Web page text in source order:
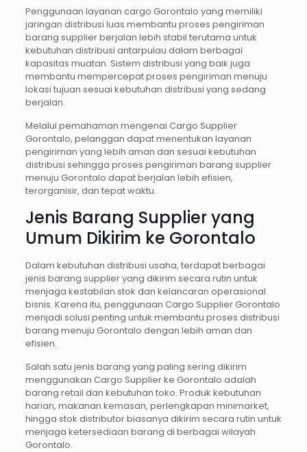
Penggunaan layanan cargo Gorontalo yang memiliki
jaringan distribusi luas membantu proses pengiriman
barang supplier berjalan lebih stabil terutama untuk
kebutuhan distribusi antarpulau dalam berbagai
kapasitas muatan. Sistem distribusi yang baik juga
membantu mempercepat proses pengiriman menuju
lokasi tujuan sesuai kebutuhan distribusi yang sedang
berjalan.
Melalui pemahaman mengenai Cargo Supplier
Gorontalo, pelanggan dapat menentukan layanan
pengiriman yang lebih aman dan sesuai kebutuhan
distribusi sehingga proses pengiriman barang supplier
menuju Gorontalo dapat berjalan lebih efisien,
terorganisir, dan tepat waktu.
Jenis Barang Supplier yang
Umum Dikirim ke Gorontalo
Dalam kebutuhan distribusi usaha, terdapat berbagai
jenis barang supplier yang dikirim secara rutin untuk
menjaga kestabilan stok dan kelancaran operasional
bisnis. Karena itu, penggunaan Cargo Supplier Gorontalo
menjadi solusi penting untuk membantu proses distribusi
barang menuju Gorontalo dengan lebih aman dan
efisien.
Salah satu jenis barang yang paling sering dikirim
menggunakan Cargo Supplier ke Gorontalo adalah
barang retail dan kebutuhan toko. Produk kebutuhan
harian, makanan kemasan, perlengkapan minimarket,
hingga stok distributor biasanya dikirim secara rutin untuk
menjaga ketersediaan barang di berbagai wilayah
Gorontalo.